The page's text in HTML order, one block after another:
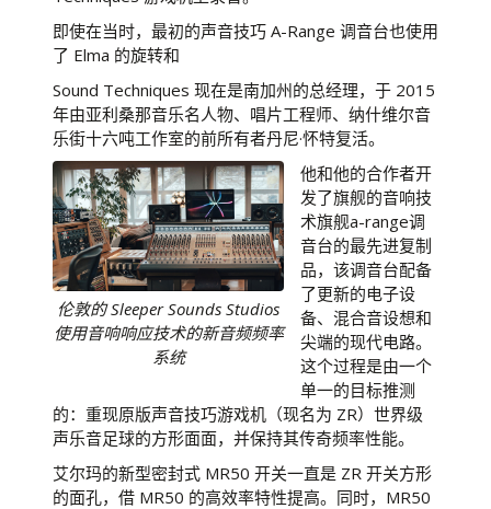
即使在当时，最初的声音技巧 A-Range 调音台也使用
了 Elma 的旋转和
Sound Techniques 现在是南加州的总经理，于 2015
年由亚利桑那音乐名人物、唱片工程师、纳什维尔音
乐街十六吨工作室的前所有者丹尼·怀特复活。
伦敦的 Sleeper Sounds Studios
使用音响响应技术的新音频频率
系统
他和他的合作者开
发了旗舰的音响技
术旗舰a-range调
音台的最先进复制
品，该调音台配备
了更新的电子设
备、混合音设想和
尖端的现代电路。
这个过程是由一个
单一的目标推测
的：重现原版声音技巧游戏机（现名为 ZR）世界级
声乐音足球的方形面面，并保持其传奇频率性能。
艾尔玛的新型密封式 MR50 开关一直是 ZR 开关方形
的面孔，借 MR50 的高效率特性提高。同时，MR50